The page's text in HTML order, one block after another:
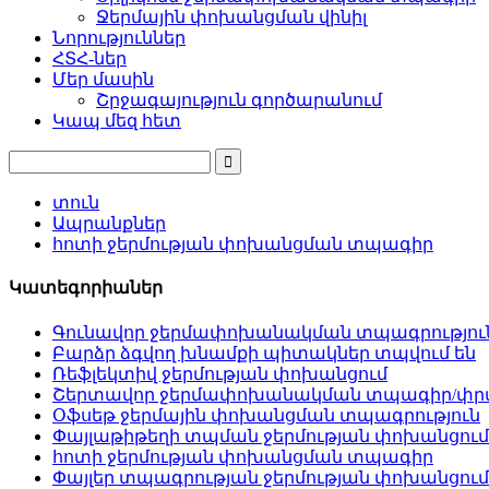
Ջերմային փոխանցման վինիլ
Նորություններ
ՀՏՀ-ներ
Մեր մասին
Շրջագայություն գործարանում
Կապ մեզ հետ
տուն
Ապրանքներ
հոտի ջերմության փոխանցման տպագիր
Կատեգորիաներ
Գունավոր ջերմափոխանակման
Բարձր ձգվող խնամքի պիտակներ տպվում են
Ռեֆլեկտիվ ջերմության փոխանցում
Շերտավոր ջերմափոխանակման տպագիր/
Օֆսեթ ջերմային փոխանցման տպագրություն
Փայլաթիթեղի տպման ջերմության փոխանցում
հոտի ջերմության փոխանցման տպագիր
Փայլեր տպագրության ջերմության փոխանցում